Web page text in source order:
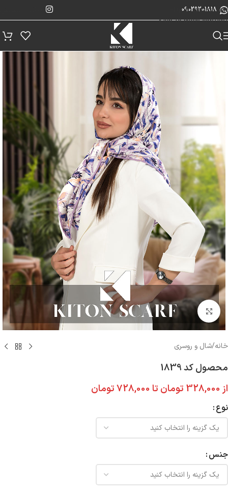
Skip to navigation
Skip to main content
09029201818
بزرگنمایی تصویر
خانه/شال و روسری
محصول کد 1839
از 328,000 تومان تا 728,000تومان
نوع
جنس